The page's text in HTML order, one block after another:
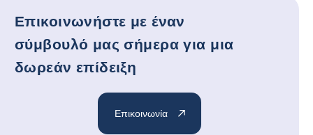
Επικοινωνήστε με έναν
σύμβουλό μας σήμερα για μια
δωρεάν επίδειξη
Επικοινωνία